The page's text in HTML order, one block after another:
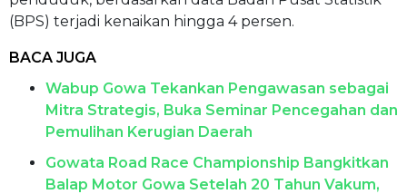
(BPS) terjadi kenaikan hingga 4 persen.
BACA JUGA
Wabup Gowa Tekankan Pengawasan sebagai
Mitra Strategis, Buka Seminar Pencegahan dan
Pemulihan Kerugian Daerah
Gowata Road Race Championship Bangkitkan
Balap Motor Gowa Setelah 20 Tahun Vakum,